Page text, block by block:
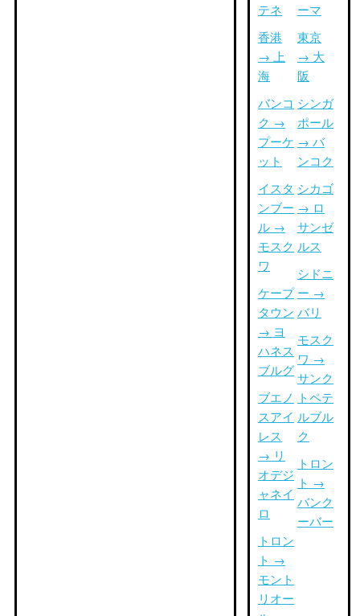
テネ
香港
→ 上
海
バンコ
ク →
プーケ
ット
イスタ
ンブー
ル →
モスク
ワ
ケープ
タウン
→ ヨ
ハネス
ブルグ
ブエノ
スアイ
レス
→ リ
オデジ
ャネイ
ロ
トロン
ト →
モント
リオー
ーマ
東京
→ 大
阪
シンガ
ポール
→ バ
ンコク
シカゴ
→ ロ
サンゼ
ルス
シドニ
ー →
バリ
モスク
ワ →
サンク
トペテ
ルブル
ク
トロン
ト →
バンク
ーバー